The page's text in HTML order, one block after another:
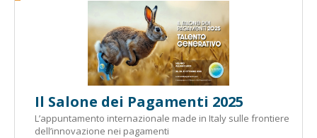
Il Salone dei Pagamenti 2025
L’appuntamento internazionale made in Italy sulle frontiere
dell’innovazione nei pagamenti